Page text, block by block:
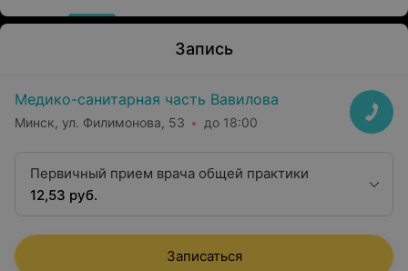
Запись
Медико-санитарная часть Вавилова
Минск, ул. Филимонова, 53 до 18:00
Первичный прием врача общей практики
12,53 руб.
Записаться